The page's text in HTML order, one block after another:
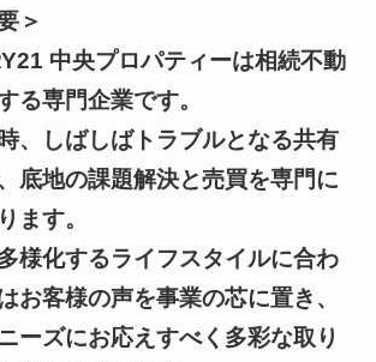
＞
中央プロパティーは相続不動
る専門企業です。
、しばしばトラブルとなる共有
底地の課題解決と売買を専門に
ます。
様化するライフスタイルに合わ
お客様の声を事業の芯に置き、
ーズにお応えすべく多彩な取り